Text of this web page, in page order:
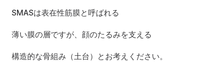
SMASは表在性筋膜と呼ばれる
薄い膜の層ですが、顔のたるみを支える
構造的な骨組み（土台）とお考えください。